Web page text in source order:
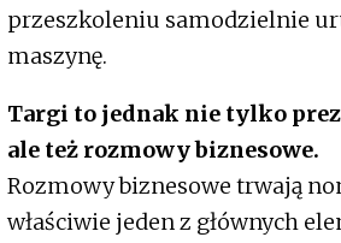
przeszkoleniu samodzielnie
maszynę.
Targi to jednak nie tylko
ale też rozmowy biznesowe.
Rozmowy biznesowe trwają
właściwie jeden z głównych